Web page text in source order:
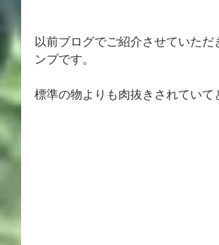
以前ブログでご紹介させていた
ンプです。
標準の物よりも肉抜きされてい